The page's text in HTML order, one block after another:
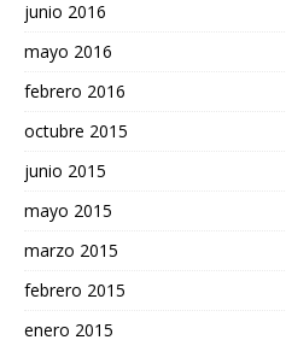
junio 2016
mayo 2016
febrero 2016
octubre 2015
junio 2015
mayo 2015
marzo 2015
febrero 2015
enero 2015